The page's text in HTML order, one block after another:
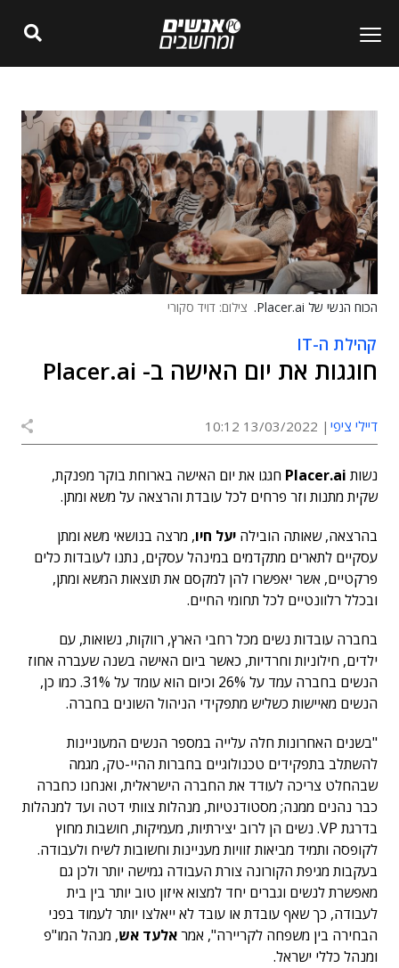
הכוח הנשי של Placer.ai. צילום: דויד סקורי
קהילת ה-IT
חוגגות את יום האישה ב- Placer.ai
דיילי ציפי 13/03/2022 10:12
נשות Placer.ai חגגו את יום האישה בארוחת בוקר מפנקת,
שקית מתנות וזר פרחים לכל עובדת והרצאה על משא ומתן.
בהרצאה, שאותה הובילה יעל חיו, מרצה בנושאי משא ומתן
עסקיים לתארים מתקדמים במינהל עסקים, נתנו לעובדות כלים
פרקטיים, אשר יאפשרו להן למקסם את תוצאות המשא ומתן,
ובכלל רלוונטיים לכל תחומי החיים.
בחברה עובדות נשים מכל רחבי הארץ, רווקות, נשואות, עם
ילדים, חילוניות וחרדיות, כאשר ביום האישה בשנה שעברה אחוז
הנשים בחברה עמד על 26% וכיום הוא עומד על 31%. כמו כן,
הנשים מאיישות כשליש מתפקידי הניהול השונים בחברה.
"בשנים האחרונות חלה עלייה במספר הנשים המעוניינות
להשתלב בתפקידים טכנולוגיים בחברות ההיי-טק, מגמה
שבהחלט צריכה לעודד את החברה הישראלית, ואנחנו כחברה
כבר נהנים ממנה; מסטודנטיות, מנהלות צוותי דטה ועד למנהלות
בדרגת VP. נשים הן לרוב יצירתיות, מעמיקות, חושבות מחוץ
לקופסה ותמיד מביאות זוויות מעניינות וחשובות לשיח ולעבודה.
בעקבות מגיפת הקורונה צורת העבודה גמישה יותר ולכן גם
מאפשרת לנשים וגברים יחד למצוא איזון טוב יותר בין בית
לעבודה, כך שאף עובדת או עובד לא ייאלצו יותר לעמוד בפני
הבחירה בין משפחה לקריירה", אמראלעד אש, מנהל המו"פ
ומנהל כללי ישראל.